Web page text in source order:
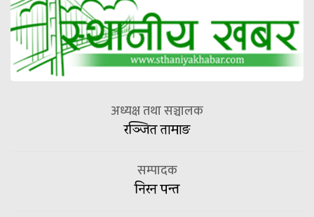
अध्यक्ष तथा सञ्चालक
रञ्जित तामाङ
सम्पादक
निरन पन्त